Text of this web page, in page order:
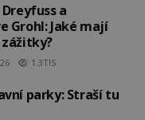
a
Grohl: Jaké mají
1.3TIS
parky: Straší tu